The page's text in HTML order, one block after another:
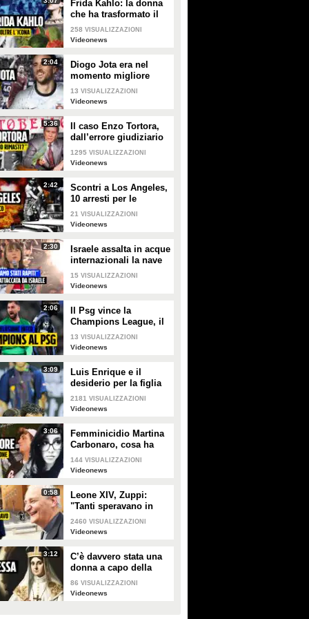
Frida Kahlo: la donna
che ha trasformato il
dolore in arte e l’arte in
rivoluzione
258 VISUALIZZAZIONI
Videonews
2:04
Diogo Jota era nel
momento migliore
della sua vita: 10 giorni
fa il matrimonio, aveva
13 VISUALIZZAZIONI
Videonews
5:36
Il caso Enzo Tortora,
dall’errore giudiziario
a quella frase storica:
“Dove eravamo
1295 VISUALIZZAZIONI
Videonews
2:42
Scontri a Los Angeles,
10 arresti per le
proteste pro-
immigrazione:
21 VISUALIZZAZIONI
Videonews
2:30
Israele assalta in acque
internazionali la nave
di aiuti per Gaza,
arrestato l’equipaggio
15 VISUALIZZAZIONI
Videonews
2:06
Il Psg vince la
Champions League, il
sogno dell'Inter si
infrange a Monaco di
13 VISUALIZZAZIONI
Videonews
3:09
Luis Enrique e il
desiderio per la figlia
Xana nel giorno della
finale di Champions tra
2181 VISUALIZZAZIONI
Videonews
3:06
Femminicidio Martina
Carbonaro, cosa ha
fatto Alessio Tucci
dopo averla uccisa [LA
144 VISUALIZZAZIONI
Videonews
0:58
Leone XIV, Zuppi:
"Tanti speravano in
me? Io mai, prima
deve vincere lo
2460 VISUALIZZAZIONI
Videonews
3:12
C’è davvero stata una
donna a capo della
Chiesa cattolica? La
leggenda della
86 VISUALIZZAZIONI
Videonews